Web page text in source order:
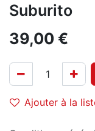
Suburito
39,00 €
Ajouter à la